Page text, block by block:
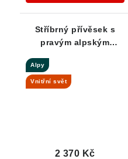
Stříbrný přívěsek s
pravým alpským
Alpy
Vnitřní svět
2 370 Kč